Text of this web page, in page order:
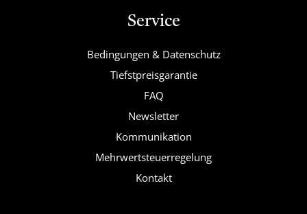
Service
Bedingungen & Datenschutz
Tiefstpreisgarantie
FAQ
Newsletter
Kommunikation
Mehrwertsteuerregelung
Kontakt